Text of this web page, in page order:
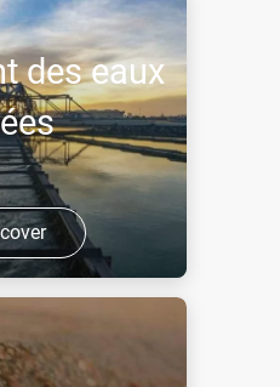
des eaux